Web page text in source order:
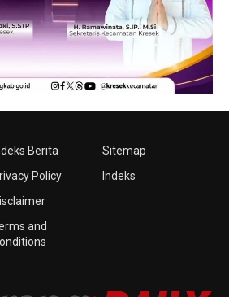
Berita
Policy
and
Sitemap
Indeks